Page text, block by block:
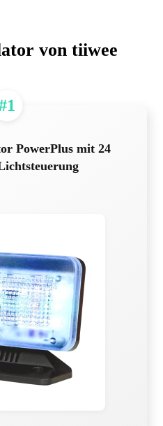
von tiiwee
PowerPlus mit 24